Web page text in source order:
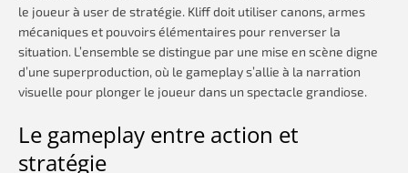
le joueur à user de stratégie. Kliff doit utiliser canons, armes
mécaniques et pouvoirs élémentaires pour renverser la
situation. L’ensemble se distingue par une mise en scène digne
d’une superproduction, où le gameplay s’allie à la narration
visuelle pour plonger le joueur dans un spectacle grandiose.
Le gameplay entre action et
stratégie